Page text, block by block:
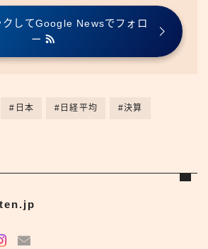
クしてGoogle Newsでフォロ
ー
#日本 #日経平均 #決算